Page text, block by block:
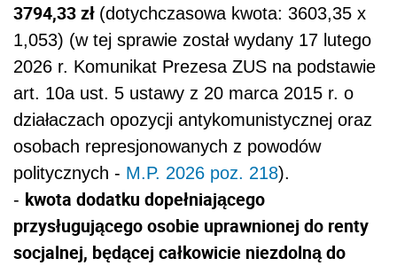
3794,33 zł (dotychczasowa kwota: 3603,35 x
1,053) (w tej sprawie został wydany 17 lutego
2026 r. Komunikat Prezesa ZUS na podstawie
art. 10a ust. 5 ustawy z 20 marca 2015 r. o
działaczach opozycji antykomunistycznej oraz
osobach represjonowanych z powodów
politycznych - M.P. 2026 poz. 218).
- kwota dodatku dopełniającego
przysługującego osobie uprawnionej do renty
socjalnej, będącej całkowicie niezdolną do